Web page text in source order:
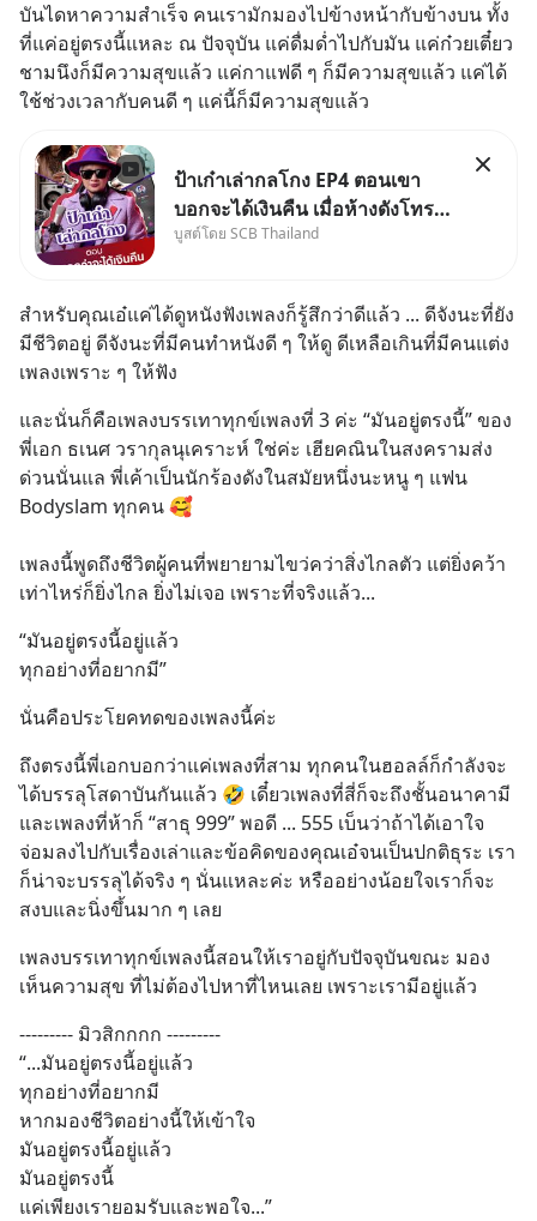
บันไดหาความสำเร็จ คนเรามักมองไปข้างหน้ากับข้างบน ทั้ง
ที่แค่อยู่ตรงนี้แหละ ณ ปัจจุบัน แค่ดื่มด่ำไปกับมัน แค่ก๋วยเตี๋ยว
ชามนึงก็มีความสุขแล้ว แค่กาแฟดี ๆ ก็มีความสุขแล้ว แค่ได้
ใช้ช่วงเวลากับคนดี ๆ แค่นี้ก็มีความสุขแล้ว
ป้าเก๋าเล่ากลโกง EP4 ตอนเขา
บอกจะได้เงินคืน เมื่อห้างดังโทร
หาคุณวิยะดา แจ้งเรื่องเคลมสินค้า
คำตอบได้ที่ “ป้าเก๋าเล่ากลโกง”
EP4 ตอน “เขา
บูสต์โดย SCB Thailand
สำหรับคุณเอ๋แค่ได้ดูหนังฟังเพลงก็รู้สึกว่าดีแล้ว ... ดีจังนะที่ยัง
มีชีวิตอยู่ ดีจังนะที่มีคนทำหนังดี ๆ ให้ดู ดีเหลือเกินที่มีคนแต่ง
เพลงเพราะ ๆ ให้ฟัง
และนั่นก็คือเพลงบรรเทาทุกข์เพลงที่ 3 ค่ะ “มันอยู่ตรงนี้” ของ
พี่เอก ธเนศ วรากุลนุเคราะห์ ใช่ค่ะ เฮียคณินในสงครามส่ง
ด่วนนั่นแล พี่เค้าเป็นนักร้องดังในสมัยหนึ่งนะหนู ๆ แฟน
Bodyslam ทุกคน 🥰
เพลงนี้พูดถึงชีวิตผู้คนที่พยายามไขว่คว่าสิ่งไกลตัว แต่ยิ่งคว้า
เท่าไหร่ก็ยิ่งไกล ยิ่งไม่เจอ เพราะที่จริงแล้ว...
“มันอยู่ตรงนี้อยู่แล้ว
ทุกอย่างที่อยากมี”
นั่นคือประโยคทดของเพลงนี้ค่ะ
ถึงตรงนี้พี่เอกบอกว่าแค่เพลงที่สาม ทุกคนในฮอลล์ก็กำลังจะ
ได้บรรลุโสดาบันกันแล้ว 🤣 เดี๋ยวเพลงที่สี่ก็จะถึงชั้นอนาคามี
และเพลงที่ห้าก็ “สาธุ 999” พอดี ... 555 เบ็นว่าถ้าได้เอาใจ
จ่อมลงไปกับเรื่องเล่าและข้อคิดของคุณเอ๋จนเป็นปกติธุระ เรา
ก็น่าจะบรรลุได้จริง ๆ นั่นแหละค่ะ หรืออย่างน้อยใจเราก็จะ
สงบและนิ่งขึ้นมาก ๆ เลย
เพลงบรรเทาทุกข์เพลงนี้สอนให้เราอยู่กับปัจจุบันขณะ มอง
เห็นความสุข ที่ไม่ต้องไปหาที่ไหนเลย เพราะเรามีอยู่แล้ว
--------- มิวสิกกกก ---------
“...มันอยู่ตรงนี้อยู่แล้ว
ทุกอย่างที่อยากมี
หากมองชีวิตอย่างนี้ให้เข้าใจ
มันอยู่ตรงนี้อยู่แล้ว
มันอยู่ตรงนี้
แค่เพียงเรายอมรับและพอใจ...”